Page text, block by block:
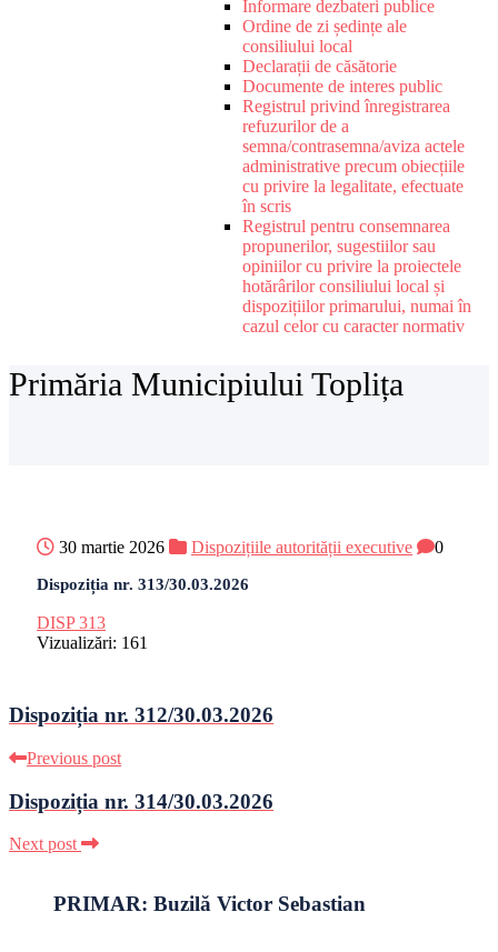
Informare dezbateri publice
Ordine de zi ședințe ale
consiliului local
Declarații de căsătorie
Documente de interes public
Registrul privind înregistrarea
refuzurilor de a
semna/contrasemna/aviza actele
administrative precum obiecțiile
cu privire la legalitate, efectuate
în scris
Registrul pentru consemnarea
propunerilor, sugestiilor sau
opiniilor cu privire la proiectele
hotărârilor consiliului local și
dispozițiilor primarului, numai în
cazul celor cu caracter normativ
Primăria Municipiului Toplița
30 martie 2026 Dispozițiile autorității executive 0
Dispoziția nr. 313/30.03.2026
DISP 313
Vizualizări: 161
Dispoziția nr. 312/30.03.2026
Previous post
Dispoziția nr. 314/30.03.2026
Next post
PRIMAR: Buzilă Victor Sebastian